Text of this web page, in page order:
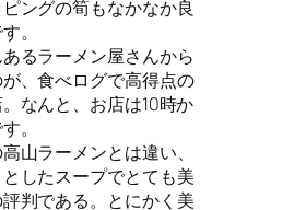
ングの筍もなかなか良
。
るラーメン屋さんから
、食べログで高得点の
なんと、お店は10時か
。
山ラーメンとは違い、
したスープでとても美
判である。とにかく美